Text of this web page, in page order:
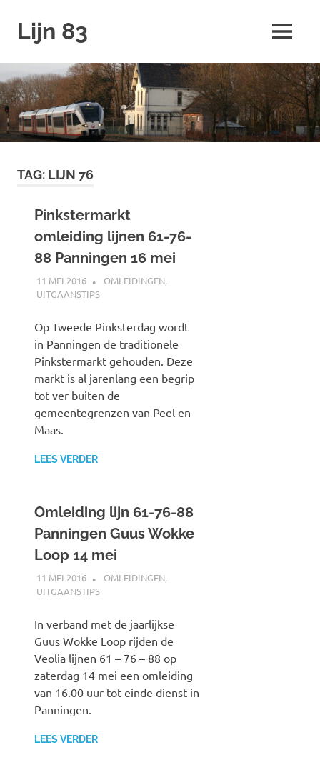
naar
inhoud
Lijn 83 MENU
TAG: LIJN 76
Pinkstermarkt
omleiding lijnen 61-76-
88 Panningen 16 mei
11 MEI 2016 JOHAN
OMLEIDINGEN,
UITGAANSTIPS
Op Tweede Pinksterdag wordt
in Panningen de traditionele
Pinkstermarkt gehouden. Deze
markt is al jarenlang een begrip
tot ver buiten de
gemeentegrenzen van Peel en
Maas.
LEES VERDER
Omleiding lijn 61-76-88
Panningen Guus Wokke
Loop 14 mei
11 MEI 2016 JOHAN
OMLEIDINGEN,
UITGAANSTIPS
In verband met de jaarlijkse
Guus Wokke Loop rijden de
Veolia lijnen 61 – 76 – 88 op
zaterdag 14 mei een omleiding
van 16.00 uur tot einde dienst in
Panningen.
LEES VERDER